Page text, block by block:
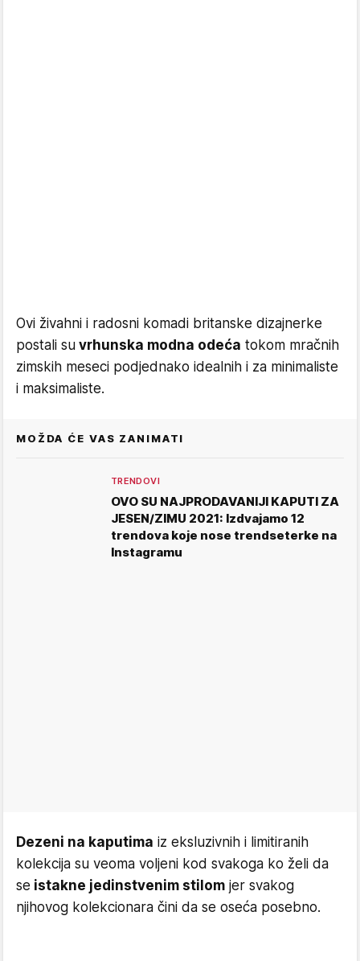
Ovi živahni i radosni komadi britanske dizajnerke
postali su vrhunska modna odeća tokom mračnih
zimskih meseci podjednako idealnih i za minimaliste
i maksimaliste.
MOŽDA ĆE VAS ZANIMATI
TRENDOVI
OVO SU NAJPRODAVANIJI KAPUTI ZA
JESEN/ZIMU 2021: Izdvajamo 12
trendova koje nose trendseterke na
Instagramu
Dezeni na kaputima iz eksluzivnih i limitiranih
kolekcija su veoma voljeni kod svakoga ko želi da
se istakne jedinstvenim stilom jer svakog
njihovog kolekcionara čini da se oseća posebno.